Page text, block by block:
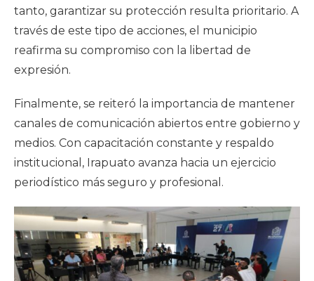
tanto, garantizar su protección resulta prioritario. A
través de este tipo de acciones, el municipio
reafirma su compromiso con la libertad de
expresión.
Finalmente, se reiteró la importancia de mantener
canales de comunicación abiertos entre gobierno y
medios. Con capacitación constante y respaldo
institucional, Irapuato avanza hacia un ejercicio
periodístico más seguro y profesional.